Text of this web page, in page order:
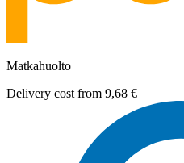
Matkahuolto
Delivery cost from 9,68 €